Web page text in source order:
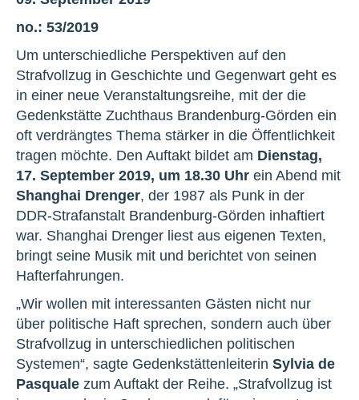
no.: 53/2019
Um unterschiedliche Perspektiven auf den
Strafvollzug in Geschichte und Gegenwart geht es
in einer neue Veranstaltungsreihe, mit der die
Gedenkstätte Zuchthaus Brandenburg-Görden ein
oft verdrängtes Thema stärker in die Öffentlichkeit
tragen möchte. Den Auftakt bildet am Dienstag,
17. September 2019, um 18.30 Uhr ein Abend mit
Shanghai Drenger, der 1987 als Punk in der
DDR-Strafanstalt Brandenburg-Görden inhaftiert
war. Shanghai Drenger liest aus eigenen Texten,
bringt seine Musik mit und berichtet von seinen
Hafterfahrungen.
„Wir wollen mit interessanten Gästen nicht nur
über politische Haft sprechen, sondern auch über
Strafvollzug in unterschiedlichen politischen
Systemen“, sagte Gedenkstättenleiterin Sylvia de
Pasquale zum Auftakt der Reihe. „Strafvollzug ist